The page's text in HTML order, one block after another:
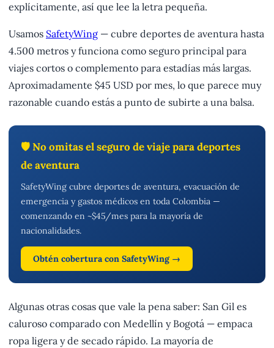
explícitamente, así que lee la letra pequeña.
Usamos SafetyWing — cubre deportes de aventura hasta
4.500 metros y funciona como seguro principal para
viajes cortos o complemento para estadías más largas.
Aproximadamente $45 USD por mes, lo que parece muy
razonable cuando estás a punto de subirte a una balsa.
🛡️ No omitas el seguro de viaje para deportes
de aventura
SafetyWing cubre deportes de aventura, evacuación de
emergencia y gastos médicos en toda Colombia —
comenzando en ~$45/mes para la mayoría de
nacionalidades.
Obtén cobertura con SafetyWing →
Algunas otras cosas que vale la pena saber: San Gil es
caluroso comparado con Medellín y Bogotá — empaca
ropa ligera y de secado rápido. La mayoría de